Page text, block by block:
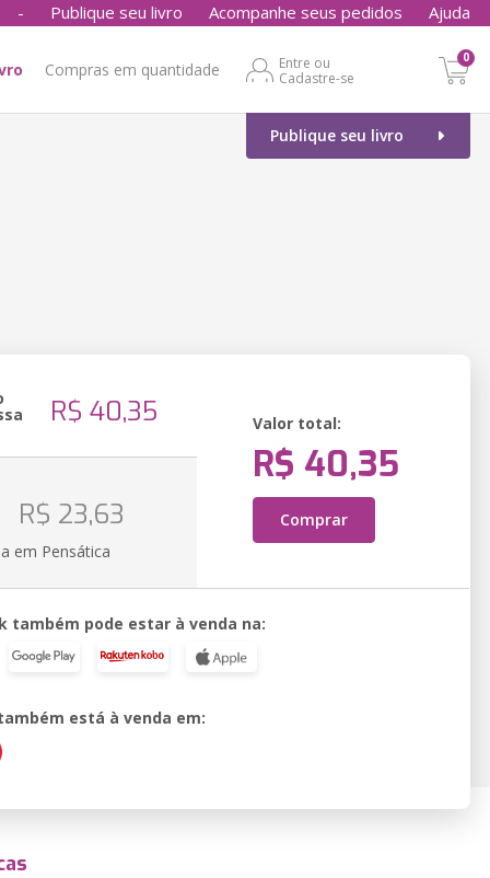
- Publique seu livro Acompanhe seus pedidos Ajuda
Compras em quantidade
Entre ou
Cadastre-se
0
Publique seu livro
R$ 40,35 Valor total:
R$ 40,35
Comprar
R$ 23,63
em Pensática
também pode estar à venda na:
está à venda em: